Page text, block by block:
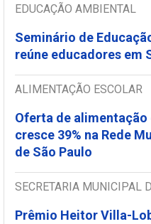
EDUCAÇÃO AMBIENTAL
Seminário de
reúne educadores em
ALIMENTAÇÃO ESCOLAR
Oferta de alimentação
cresce 39% na Rede
de São Paulo
SECRETARIA MUNICIPAL
Prêmio Heitor Villa-